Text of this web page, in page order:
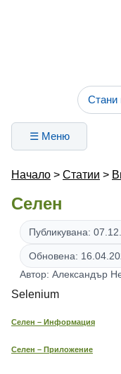
Стани
☰ Меню
Начало > Статии >
Селен
Публикувана:
Обновена:
Автор: Александър
Selenium
Селен – Информация
Селен – Приложение